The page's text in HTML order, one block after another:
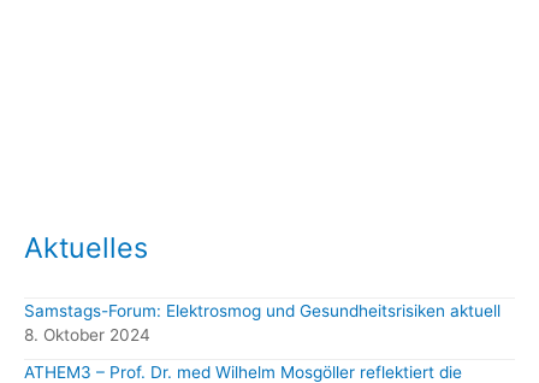
Aktuelles
Samstags-Forum: Elektrosmog und Gesundheitsrisiken aktuell
8. Oktober 2024
ATHEM3 – Prof. Dr. med Wilhelm Mosgöller reflektiert die